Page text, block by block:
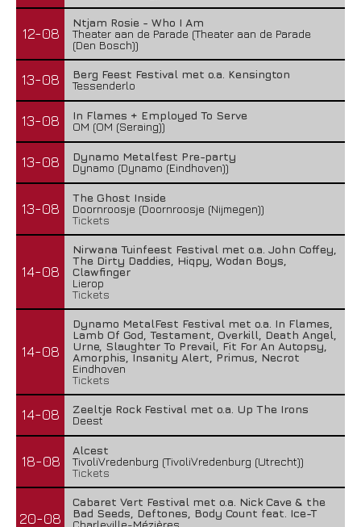
12-08
Ntjam Rosie - Who I Am
Theater aan de Parade (Theater aan de Parade
(Den Bosch))
13-08
Berg Feest Festival met o.a. Kensington
Tessenderlo
13-08
In Flames + Employed To Serve
OM (OM (Seraing))
13-08
Dynamo Metalfest Pre-party
Dynamo (Dynamo (Eindhoven))
13-08
The Ghost Inside
Doornroosje (Doornroosje (Nijmegen))
Tickets
14-08
Nirwana Tuinfeest Festival met o.a. John Coffey,
The Dirty Daddies, Hiqpy, Wodan Boys,
Clawfinger
Lierop
Tickets
14-08
Dynamo MetalFest Festival met o.a. In Flames,
Lamb Of God, Testament, Overkill, Death Angel,
Urne, Slaughter To Prevail, Fit For An Autopsy,
Amorphis, Insanity Alert, Primus, Necrot
Eindhoven
Tickets
14-08
Zeeltje Rock Festival met o.a. Up The Irons
Deest
18-08
Alcest
TivoliVredenburg (TivoliVredenburg (Utrecht))
Tickets
20-08
Cabaret Vert Festival met o.a. Nick Cave & the
Bad Seeds, Deftones, Body Count feat. Ice-T
Charleville-Mézières